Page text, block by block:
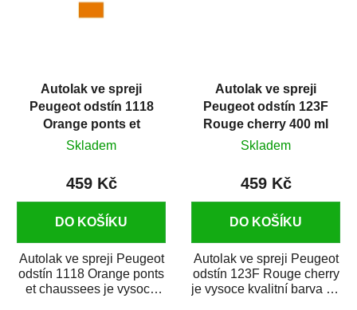
Autolak ve spreji
Peugeot odstín 1118
Orange ponts et
chaussees 400 ml
Skladem
459 Kč
DO KOŠÍKU
Autolak ve spreji Peugeot
odstín 1118 Orange ponts
et chaussees je vysoce
Autolak ve spreji
Peugeot odstín 123F
Rouge cherry 400 ml
Skladem
459 Kč
DO KOŠÍKU
Autolak ve spreji Peugeot
odstín 123F Rouge cherry
je vysoce kvalitní barva na